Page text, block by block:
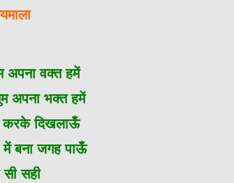
अपना वक्त हमें
अपना भक्त हमें
करके दिखलाऊँ
बना जगह पाऊँ
सी सही